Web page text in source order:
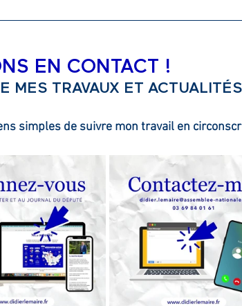
EN CONTACT !
MES TRAVAUX ET ACTUALITÉS
simples de suivre mon travail en